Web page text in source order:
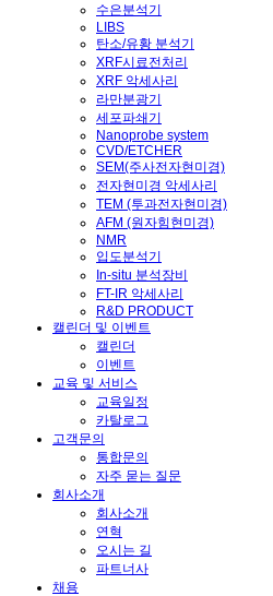
수은분석기
LIBS
탄소/유황 분석기
XRF시료전처리
XRF 악세사리
라만분광기
세포파쇄기
Nanoprobe system
CVD/ETCHER
SEM(주사전자현미경)
전자현미경 악세사리
TEM (투과전자현미경)
AFM (원자힘현미경)
NMR
입도분석기
In-situ 분석장비
FT-IR 악세사리
R&D PRODUCT
캘린더 및 이벤트
캘린더
이벤트
교육 및 서비스
교육일정
카탈로그
고객문의
통합문의
자주 묻는 질문
회사소개
회사소개
연혁
오시는 길
파트너사
채용